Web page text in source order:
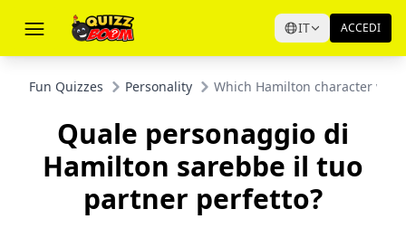
IT ACCEDI
Fun Quizzes Personality Which Hamilton character
Quale personaggio di
Hamilton sarebbe il tuo
partner perfetto?